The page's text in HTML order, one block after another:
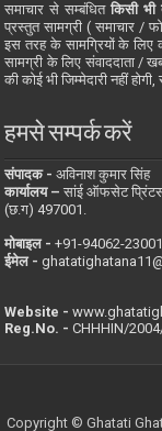
समाचार से सम्बंधितकिसी भी
प्रस्तुत सामग्री ( समाचार /
इस तरह के सामग्रियों के लिए
सामग्री के लिए संवाददाता /
की कोई भी जिम्मेदारी नहीं होगी,
हमसे सम्पर्क करें
संपादक -अविनाश कुमार सिंह
कार्यालय –सांई ऑफसेट
(छ.ग) 497001.
मोबाइल - ‪+91-94062-
ईमेल -
Website -
Reg.No. -CHHHIN/
Copyright © Ghatati